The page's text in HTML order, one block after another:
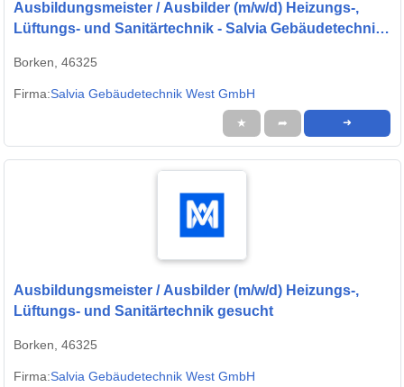
Ausbildungsmeister / Ausbilder (m/w/d) Heizungs-,
Lüftungs- und Sanitärtechnik - Salvia Gebäudetechnik
Borken, 46325
Firma:Salvia Gebäudetechnik West GmbH
★ ➦ ➜
Ausbildungsmeister / Ausbilder (m/w/d) Heizungs-,
Lüftungs- und Sanitärtechnik gesucht
Borken, 46325
Firma:Salvia Gebäudetechnik West GmbH